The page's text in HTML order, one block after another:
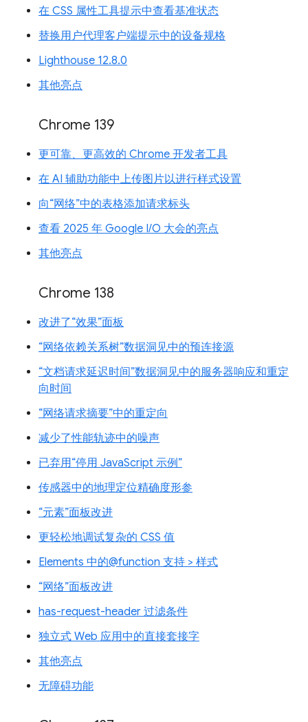
在 CSS 属性工具提示中查看基准状态
替换用户代理客户端提示中的设备规格
Lighthouse 12.8.0
其他亮点
Chrome 139
更可靠、更高效的 Chrome 开发者工具
在 AI 辅助功能中上传图片以进行样式设置
向“网络”中的表格添加请求标头
查看 2025 年 Google I/O 大会的亮点
其他亮点
Chrome 138
改进了“效果”面板
“网络依赖关系树”数据洞见中的预连接源
“文档请求延迟时间”数据洞见中的服务器响应和重定
向时间
“网络请求摘要”中的重定向
减少了性能轨迹中的噪声
已弃用“停用 JavaScript 示例”
传感器中的地理定位精确度形参
“元素”面板改进
更轻松地调试复杂的 CSS 值
Elements 中的@function 支持 > 样式
“网络”面板改进
has-request-header 过滤条件
独立式 Web 应用中的直接套接字
其他亮点
无障碍功能